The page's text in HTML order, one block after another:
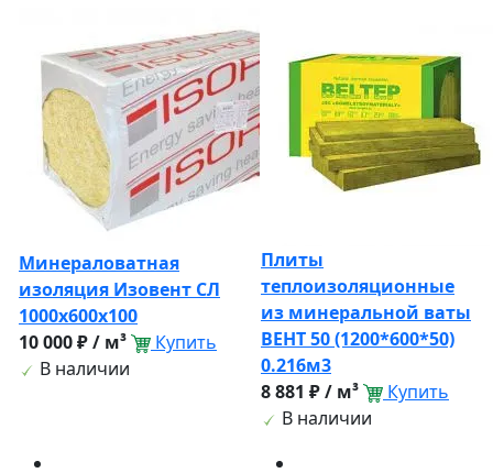
Минераловатная
изоляция Изовент СЛ
1000х600х100
10 000 ₽ / м³
Купить
В наличии
Плиты
теплоизоляционные
из минеральной ваты
ВЕНТ 50 (1200*600*50)
0.216м3
8 881 ₽ / м³
Купить
В наличии